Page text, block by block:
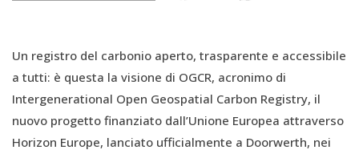
Un registro del carbonio aperto, trasparente e accessibile
a tutti: è questa la visione di OGCR, acronimo di
Intergenerational Open Geospatial Carbon Registry, il
nuovo progetto finanziato dall’Unione Europea attraverso
Horizon Europe, lanciato ufficialmente a Doorwerth, nei